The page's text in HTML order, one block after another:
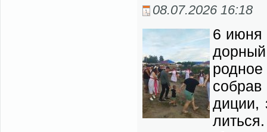
08.07.2026 16:18
6 июня
род­ное
ди­ции,
лить­ся.